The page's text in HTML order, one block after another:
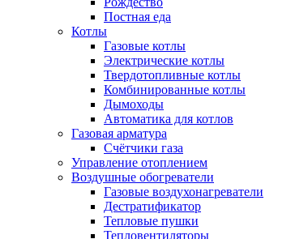
Постная еда
Котлы
Газовые котлы
Электрические котлы
Твердотопливные котлы
Комбинированные котлы
Дымоходы
Автоматика для котлов
Газовая арматура
Счётчики газа
Управление отоплением
Воздушные обогреватели
Газовые воздухонагреватели
Дестратификатор
Тепловые пушки
Тепловентиляторы